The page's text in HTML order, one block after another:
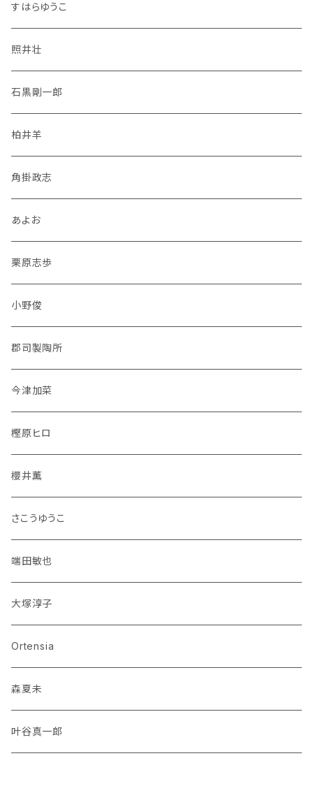
すはらゆうこ
照井壮
石黒剛一郎
柏井羊
角掛政志
あよお
栗原志歩
小野俊
郡司製陶所
今津加菜
樫原ヒロ
櫻井薫
さこうゆうこ
端田敏也
大塚淳子
Ortensia
森夏未
叶谷真一郎